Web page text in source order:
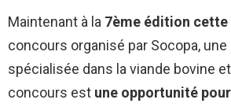
Maintenant à la 7ème édition cette
concours organisé par Socopa,
spécialisée dans la viande bovine
concours est une opportunité